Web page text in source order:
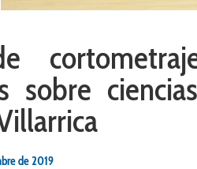
sobre
de 2019